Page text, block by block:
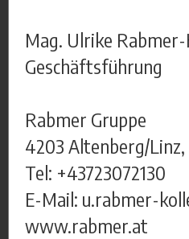
Mag. Ulrike
Geschäftsführung
Rabmer Gruppe
4203 Altenberg/
Tel: +43723072130
E-Mail: u.rabmer-
www.rabmer.at